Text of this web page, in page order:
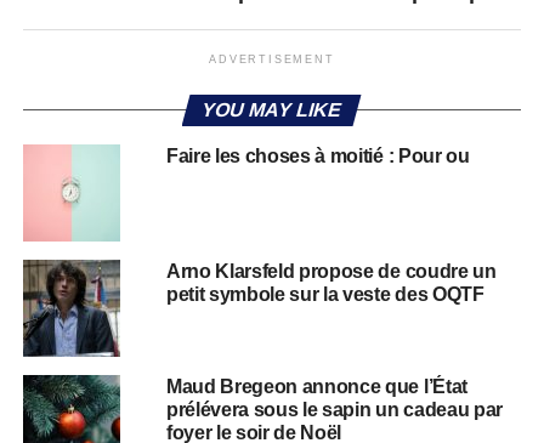
ADVERTISEMENT
YOU MAY LIKE
Faire les choses à moitié : Pour ou
Arno Klarsfeld propose de coudre un
petit symbole sur la veste des OQTF
Maud Bregeon annonce que l’État
prélévera sous le sapin un cadeau par
foyer le soir de Noël